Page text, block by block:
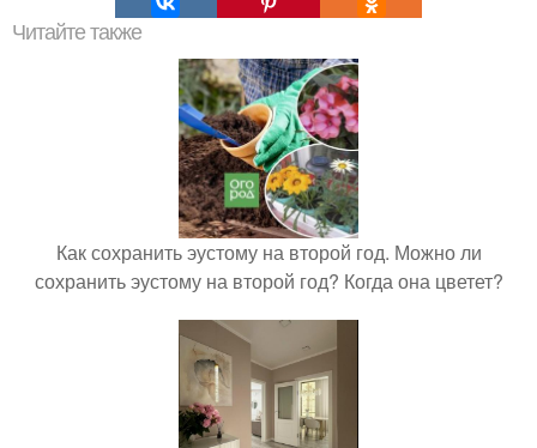
Читайте также
Как сохранить эустому на второй год. Можно ли
сохранить эустому на второй год? Когда она цветет?